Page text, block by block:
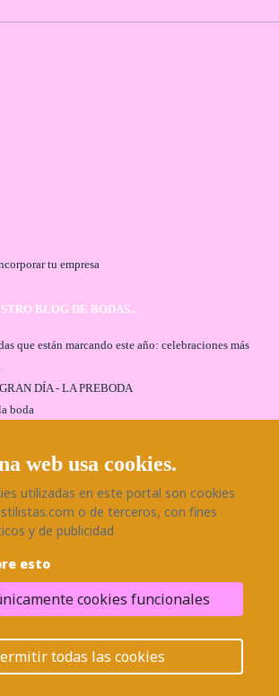
tu empresa
BLOG DE BODAS...
que están marcando este año: celebraciones más
DÍA - LA PREBODA
boda
la Torre: entrevista exclusiva con Bodaeventos
REDES
| Todos los derechos reservados.¿Necesitas ayuda?
web usa cookies.
utilizadas en este portal son cookies
o de terceros, con fines
y de publicidad
esto
cookies funcionales
todas las cookies